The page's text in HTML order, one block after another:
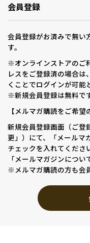
会員登録
会員登録がお済みで無い
す。
※オンラインストアのご
レスをご登録済の場合は、
くことでログインが可能
※新規会員登録は無料です
【メルマガ購読をご希望
新規会員登録画面（ご登
更」）にて、「メールマ
チェックを入れてくださ
「メールマガジンについ
※メルマガ購読の方も会